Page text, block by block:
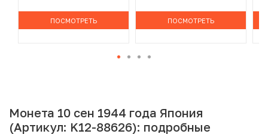
ПОСМОТРЕТЬ ПОСМОТРЕТЬ
Монета 10 сен 1944 года Япония
(Артикул: K12-88626): подробные